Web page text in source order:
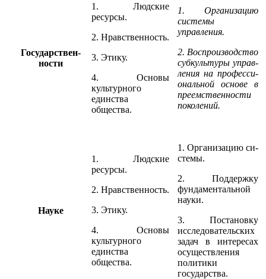
Государ­ст­­вен­
ности
1. Людские
ресурсы.
2. Нравствен­ность.
3. Этику.
4. Основы
культур­ного
единства
общества.
1. Организа­цию
сис­темы
управления.
2. Воспроизводство
субкультуры уп­­ра­в­
ления на про­фес­си­
ональной основе в
преемственности
поколений.
Науке
1. Людские
ресурсы.
2. Нравственность.
3. Этику.
4. Основы
культур­ного
единства
общества.
1. Организа­цию си­
с­темы.
2. Поддержку
фундаментальной
науки.
3. Постановку
исследовательских
за­дач в интересах
осуществления
политики
государства.